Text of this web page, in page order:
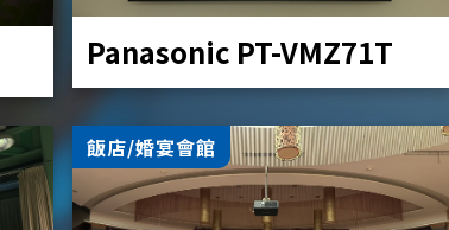
Panasonic PT-VMZ71T
飯店/婚宴會館